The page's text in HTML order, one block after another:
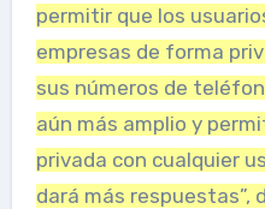
permitir que los
empresas de forma
sus números de
aún más amplio y
privada con cualquier
dará más respuestas”,